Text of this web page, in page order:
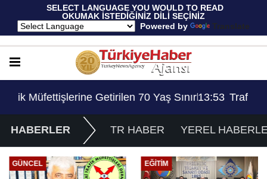
SELECT LANGUAGE YOU WOULD TO READ
OKUMAK İSTEDİĞİNİZ DİLİ SEÇİNİZ
Powered by
Translate
Adil Mi..?
13:53 Trafik Müfettişlerine Getirilen 70 Yaş
HABERLER TR HABER YEREL
GÜNCEL EĞITIM